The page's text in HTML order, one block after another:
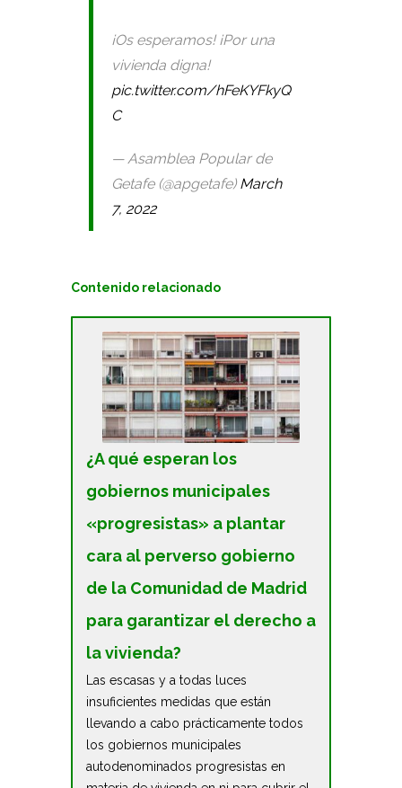
¡Os esperamos! ¡Por una
vivienda digna!
pic.twitter.com/hFeKYFkyQ
C
— Asamblea Popular de
Getafe (@apgetafe) March
7, 2022
Contenido relacionado
¿A qué esperan los
gobiernos municipales
«progresistas» a plantar
cara al perverso gobierno
de la Comunidad de Madrid
para garantizar el derecho a
la vivienda?
Las escasas y a todas luces
insuficientes medidas que están
llevando a cabo prácticamente todos
los gobiernos municipales
autodenominados progresistas en